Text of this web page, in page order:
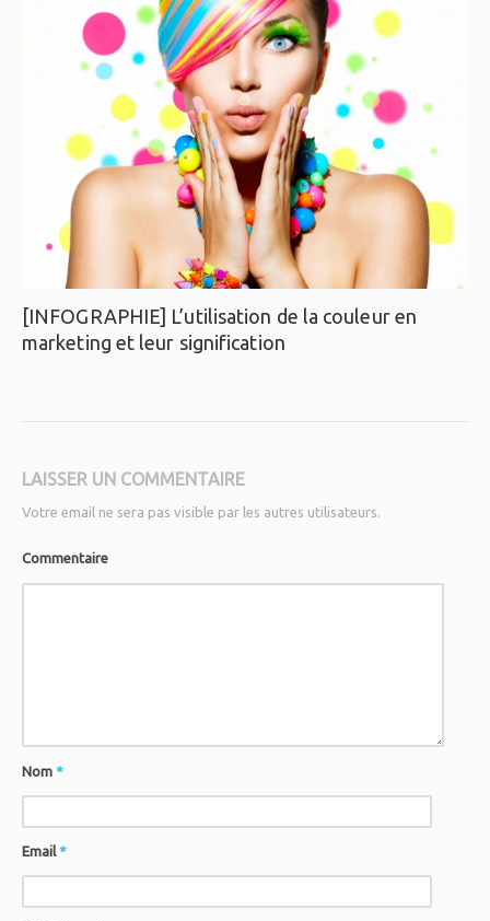
[INFOGRAPHIE] L’utilisation de la couleur en
marketing et leur signification
LAISSER UN COMMENTAIRE
Votre email ne sera pas visible par les autres utilisateurs.
Commentaire
Nom*
Email*